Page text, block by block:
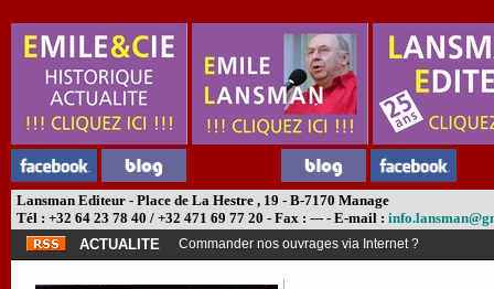
Lansman Editeur - Place de La Hestre , 19 - B-7170 Manage
Tél : +32 64 23 78 40 / +32 471 69 77 20 - Fax : --- - E-mail :
ACTUALITE
Commander nos ouvrages via Internet ?